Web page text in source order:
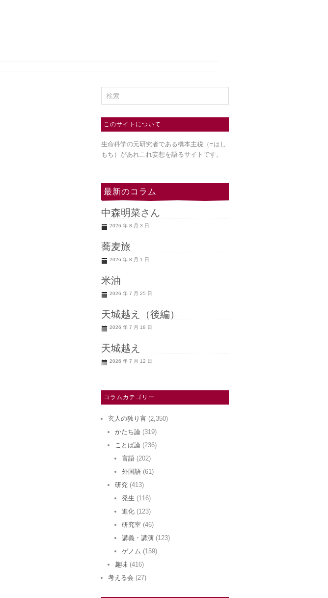
このサイトについて
生命科学の元研究者である橋本主税（=はし
もち） があれこれ妄想を語るサイトです。
最新のコラム
中森明菜さん
2026 年 8 月 3 日
蕎麦旅
2026 年 8 月 1 日
米油
2026 年 7 月 25 日
天城越え（後編）
2026 年 7 月 18 日
天城越え
2026 年 7 月 12 日
コラムカテゴリー
玄人の独り言 (2,350)
かたち論 (319)
ことば論 (236)
言語 (202)
外国語 (61)
研究 (413)
発生 (116)
進化 (123)
研究室 (46)
講義・講演 (123)
ゲノム (159)
趣味 (416)
考える会 (27)